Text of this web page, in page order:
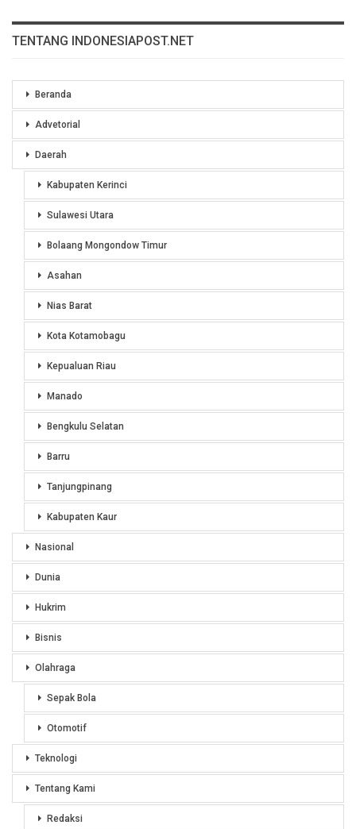
TENTANG INDONESIAPOST.NET
Beranda
Advetorial
Daerah
Kabupaten Kerinci
Sulawesi Utara
Bolaang Mongondow Timur
Asahan
Nias Barat
Kota Kotamobagu
Kepualuan Riau
Manado
Bengkulu Selatan
Barru
Tanjungpinang
Kabupaten Kaur
Nasional
Dunia
Hukrim
Bisnis
Olahraga
Sepak Bola
Otomotif
Teknologi
Tentang Kami
Redaksi